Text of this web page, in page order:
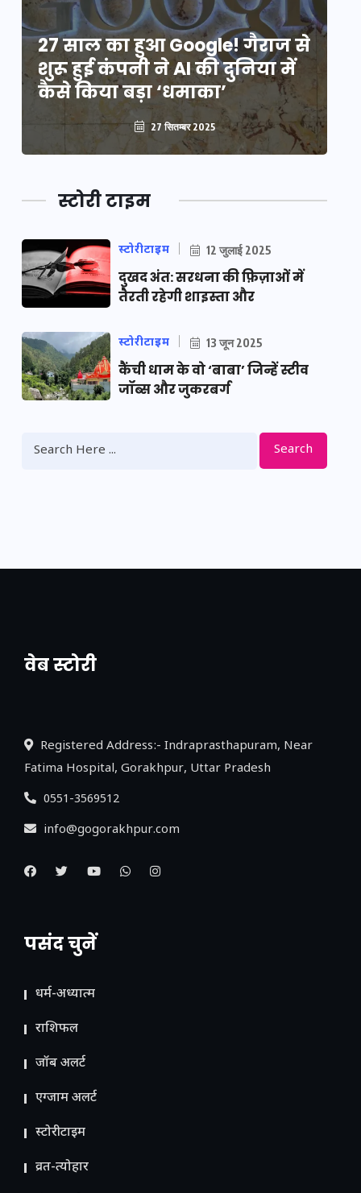
27 साल का हुआ Google! गैराज से
शुरू हुई कंपनी ने AI की दुनिया में
कैसे किया बड़ा ‘धमाका’
27 सितम्बर 2025
स्टोरी टाइम
स्टोरीटाइम 12 जुलाई 2025
दुखद अंत: सरधना की फ़िज़ाओं में
तैरती रहेगी शाइस्ता और
स्टोरीटाइम 13 जून 2025
कैंची धाम के वो ‘बाबा’ जिन्हें स्टीव
जॉब्स और जुकरबर्ग
Search
वेब स्टोरी
नया एक्सप्रेसवे: पूर्वांचल का लक, डेवलपमेंट का
Registered Address:- Indraprasthapuram, Near
Fatima Hospital, Gorakhpur, Uttar Pradesh
0551-3569512
info@gogorakhpur.com
पसंद चुनें
धर्म-अध्यात्म
राशिफल
जॉब अलर्ट
एग्जाम अलर्ट
स्टोरीटाइम
व्रत-त्योहार